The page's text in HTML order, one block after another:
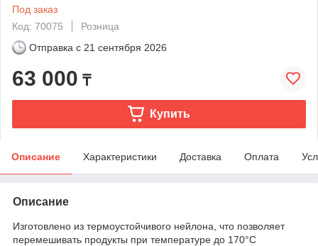
Под заказ
Код: 70075
Розница
Отправка с 21 сентября 2026
63 000 ₸
Купить
Описание Характеристики Доставка Оплата
Описание
Изготовлено из термоустойчивого нейлона, что позволяет
перемешивать продукты при температуре до 170°C